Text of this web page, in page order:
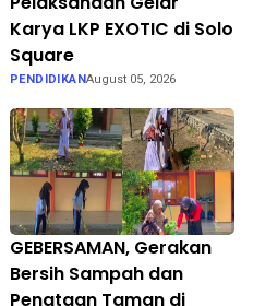
Karya LKP EXOTIC di Solo
Square
PENDIDIKANAugust 05, 2026
GEBERSAMAN, Gerakan
Bersih Sampah dan
Penataan Taman di